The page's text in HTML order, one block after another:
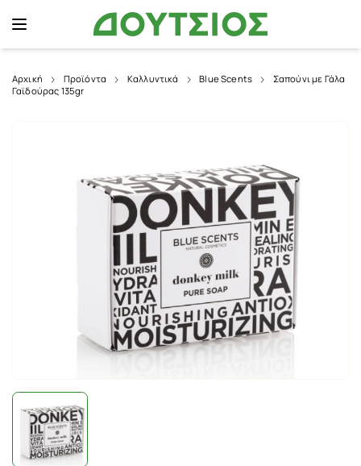
Αρχική Προϊόντα Καλλυντικά Blue Scents
Σαπούνι με Γάλα
Γαϊδούρας 135gr